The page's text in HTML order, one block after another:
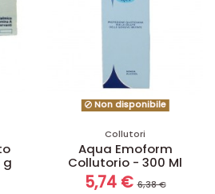
g
Non disponibile
Collutori
Aqua Emoform
Collutorio - 300 Ml
5,74 €6,38 €